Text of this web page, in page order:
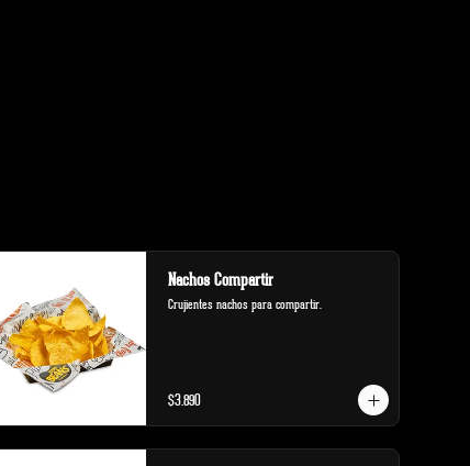
Nachos Compartir
Crujientes nachos para compartir.
$3.890